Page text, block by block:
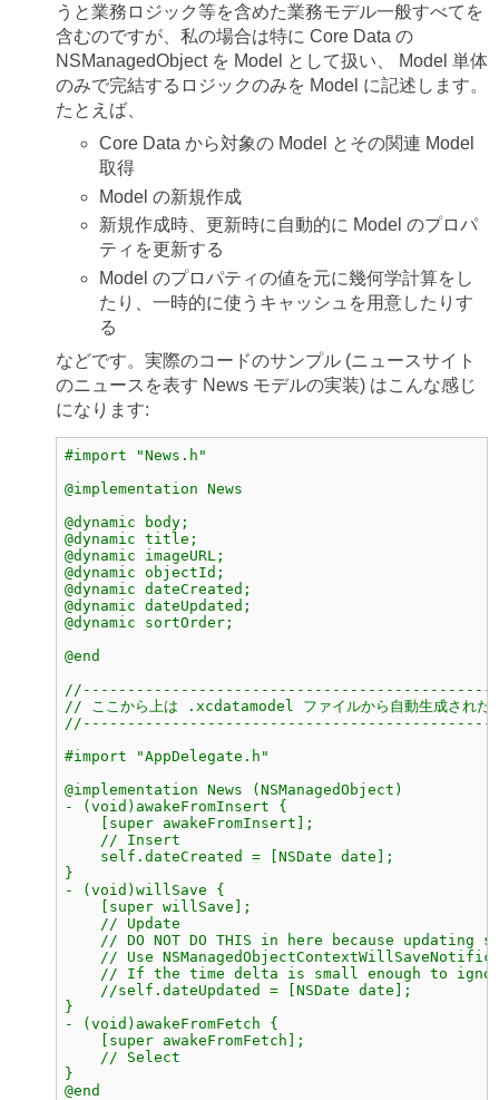
うと業務ロジック等を含めた業務モデル一般すべてを
含むのですが、私の場合は特に Core Data の
NSManagedObject を Model として扱い、 Model 単体
のみで完結するロジックのみを Model に記述します。
たとえば、
Core Data から対象の Model とその関連 Model
取得
Model の新規作成
新規作成時、更新時に自動的に Model のプロパ
ティを更新する
Model のプロパティの値を元に幾何学計算をし
たり、一時的に使うキャッシュを用意したりす
る
などです。実際のコードのサンプル (ニュースサイト
のニュースを表す News モデルの実装) はこんな感じ
になります:
#import "News.h"
@implementation News
@dynamic body;
@dynamic title;
@dynamic imageURL;
@dynamic objectId;
@dynamic dateCreated;
@dynamic dateUpdated;
@dynamic sortOrder;
@end
// ここから上は .xcdatamodel ファイルから自動生成されたコ
#import "AppDelegate.h"
@implementation News (NSManagedObject)
- (void)awakeFromInsert {
    [super awakeFromInsert];
    // Insert
    self.dateCreated = [NSDate date];
}
- (void)willSave {
    [super willSave];
    // Update
// DO NOT DO THIS in here because updating
// Use
// If the time delta is small enough to
    //self.dateUpdated = [NSDate date];
}
- (void)awakeFromFetch {
    [super awakeFromFetch];
    // Select
}
@end